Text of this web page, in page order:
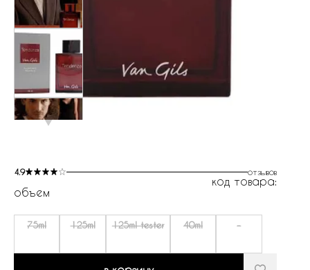
4.9 отзывов
код товара:
объем
75ml 125ml 125ml tester 40ml -